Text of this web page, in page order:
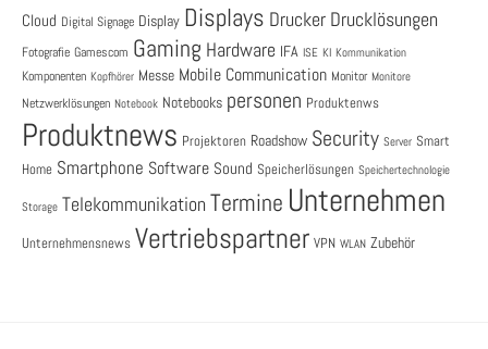
Cloud Digital Signage Display Displays Drucker Drucklösungen
Fotografie Gamescom Gaming Hardware IFA ISE KI Kommunikation
Komponenten Kopfhörer Messe Mobile Communication Monitor Monitore
Netzwerklösungen Notebook Notebooks personen Produktenws
Produktnews Projektoren Roadshow Security Server Smart
Home Smartphone Software Sound Speicherlösungen Speichertechnologie
Storage Telekommunikation Termine Unternehmen
Unternehmensnews Vertriebspartner VPN WLAN Zubehör